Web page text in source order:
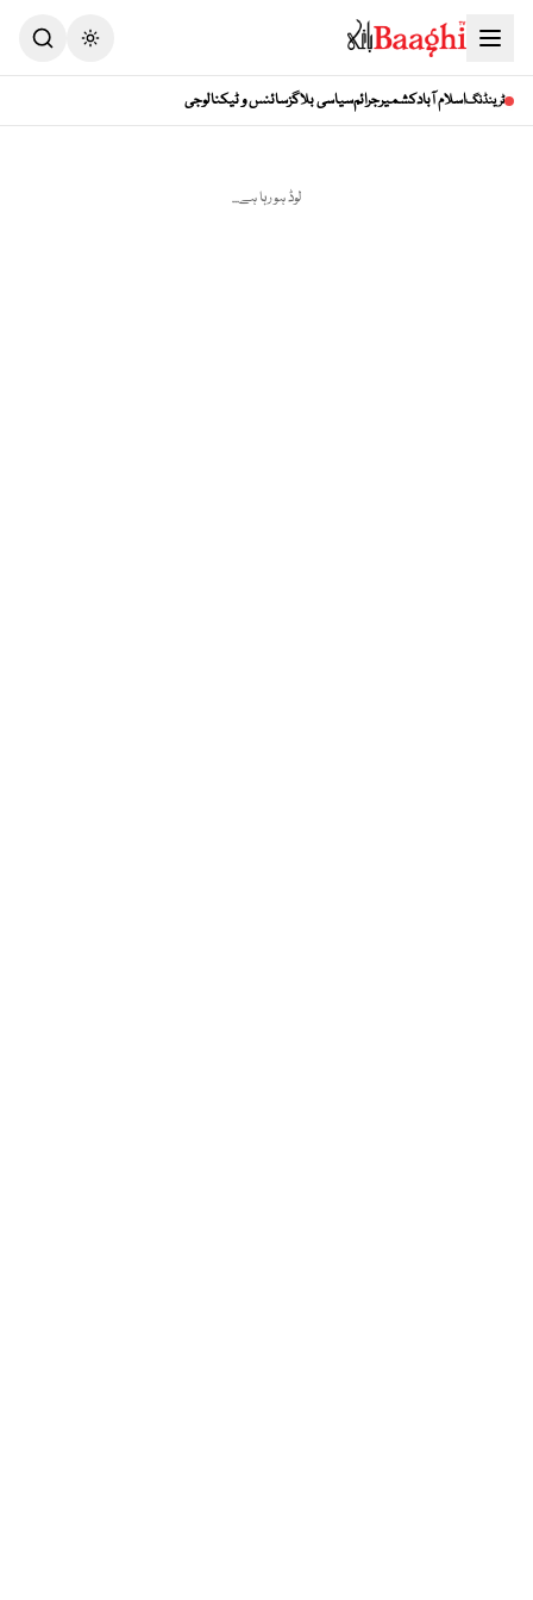
ٹرینڈنگاسلام آبادکشمیرجرائمسیاسی بلاگزسائنس و ٹیکنالوجی
لوڈ ہو رہا ہے...